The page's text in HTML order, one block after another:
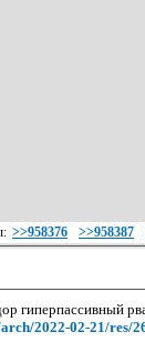
>>958376 >>958387
гиперпассивный
2022-02-21/res/